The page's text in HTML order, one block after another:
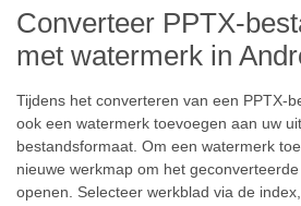
Converteer PPTX-
met watermerk in
Tijdens het converteren van een PPTX-
ook een watermerk toevoegen aan uw
bestandsformaat. Om een watermerk
nieuwe werkmap om het
openen. Selecteer werkblad via de